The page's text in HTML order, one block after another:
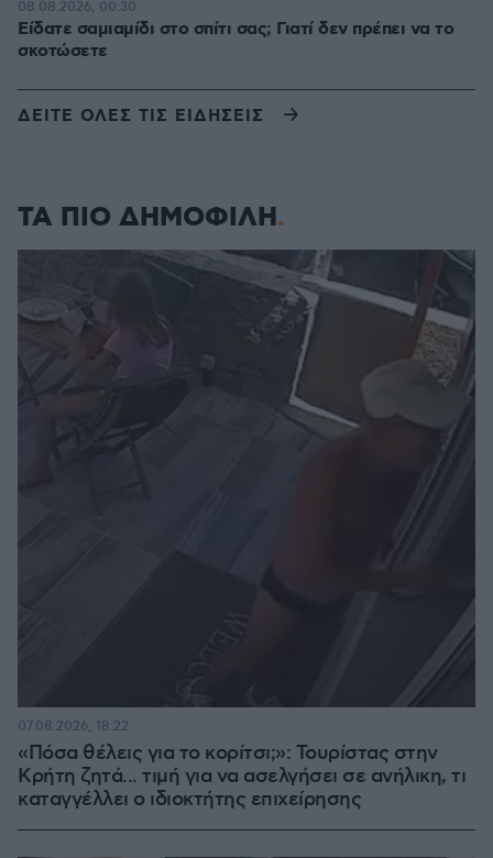
Είδατε σαμιαμίδι στο σπίτι σας; Γιατί δεν πρέπει να το
σκοτώσετε
08.08.2026, 00:30
ΔΕΙΤΕ ΟΛΕΣ ΤΙΣ ΕΙΔΗΣΕΙΣ
ΤΑ ΠΙΟ ΔΗΜΟΦΙΛΗ
«Πόσα θέλεις για το κορίτσι;»: Τουρίστας στην
Κρήτη ζητά... τιμή για να ασελγήσει σε ανήλικη, τι
καταγγέλλει ο ιδιοκτήτης επιχείρησης
07.08.2026, 18:22